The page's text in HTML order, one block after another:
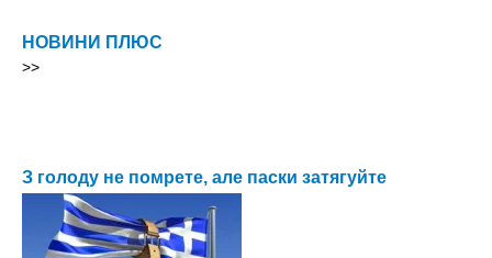
НОВИНИ ПЛЮС
>>
З голоду не помрете, але паски затягуйте